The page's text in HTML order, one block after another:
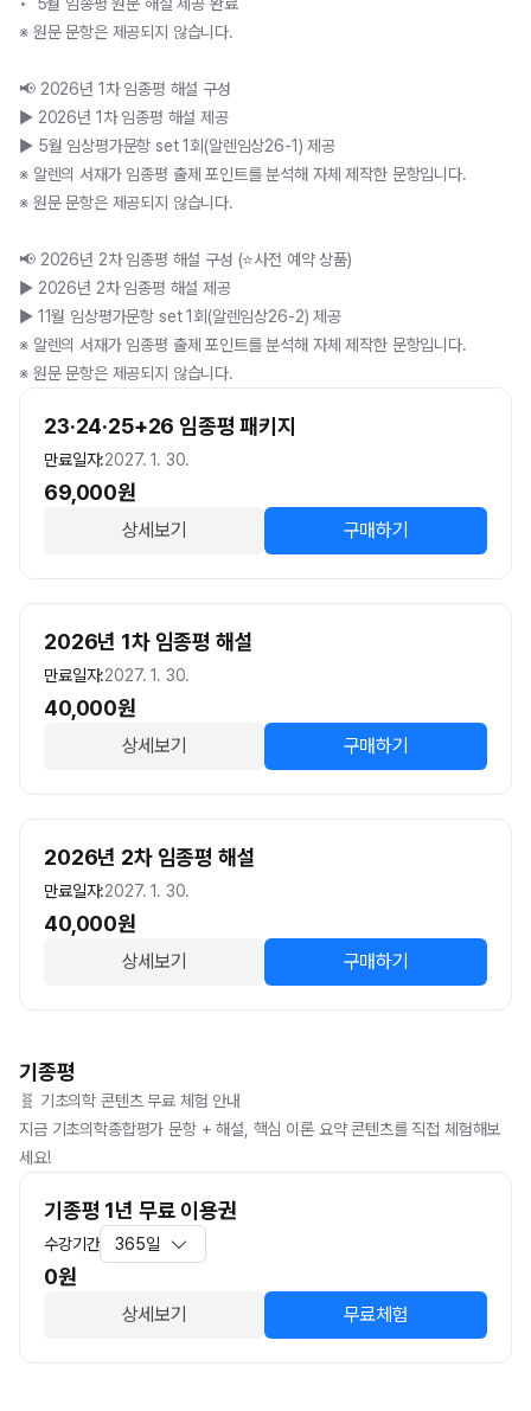
※ 원문 문항은 제공되지 않습니다.
📢 2026년 1차 임종평 해설 구성
▶ 2026년 1차 임종평 해설 제공
▶ 5월 임상평가문항 set 1회(알렌임상26-1) 제공
※ 알렌의 서재가 임종평 출제 포인트를 분석해 자체 제작한 문항입니다.
※ 원문 문항은 제공되지 않습니다.
📢 2026년 2차 임종평 해설 구성 (⭐사전 예약 상품)
▶ 2026년 2차 임종평 해설 제공
▶ 11월 임상평가문항 set 1회(알렌임상26-2) 제공
※ 알렌의 서재가 임종평 출제 포인트를 분석해 자체 제작한 문항입니다.
※ 원문 문항은 제공되지 않습니다.
23·24·25+26 임종평 패키지
만료일자:2027. 1. 30.
69,000원
상세보기 구매하기
2026년 1차 임종평 해설
만료일자:2027. 1. 30.
40,000원
상세보기 구매하기
2026년 2차 임종평 해설
만료일자:2027. 1. 30.
40,000원
상세보기 구매하기
기종평
🧬 기초의학 콘텐츠 무료 체험 안내
지금 기초의학종합평가 문항 + 해설, 핵심 이론 요약 콘텐츠를 직접 체험해보
세요!
기종평 1년 무료 이용권
수강기간 365일
0원
상세보기 무료체험